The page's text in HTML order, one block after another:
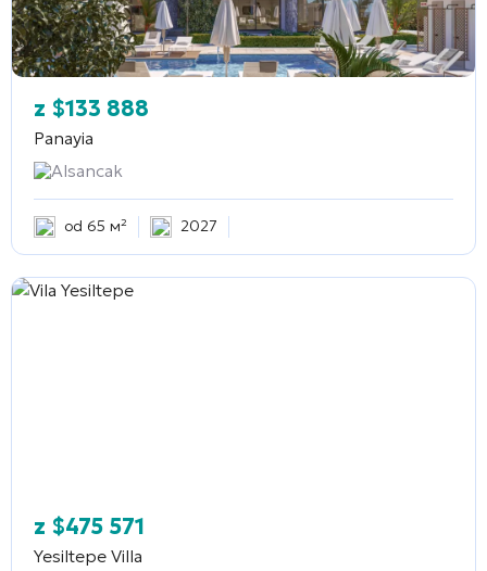
z $133 888
Panayia
Alsancak
od 65 м² 2027
z $475 571
Yesiltepe Villa